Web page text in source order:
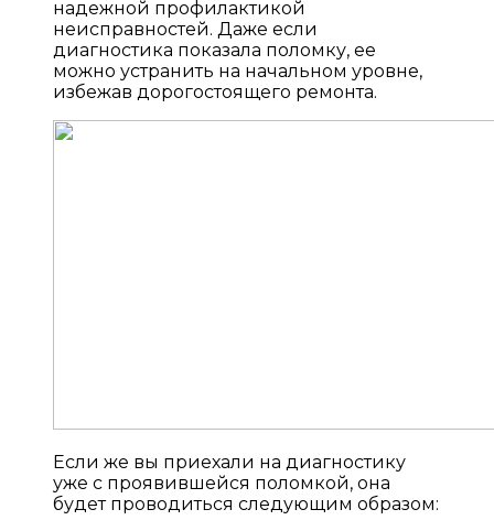
надежной профилактикой
неисправностей. Даже если
диагностика показала поломку, ее
можно устранить на начальном уровне,
избежав дорогостоящего ремонта.
Если же вы приехали на диагностику
уже с проявившейся поломкой, она
будет проводиться следующим образом: